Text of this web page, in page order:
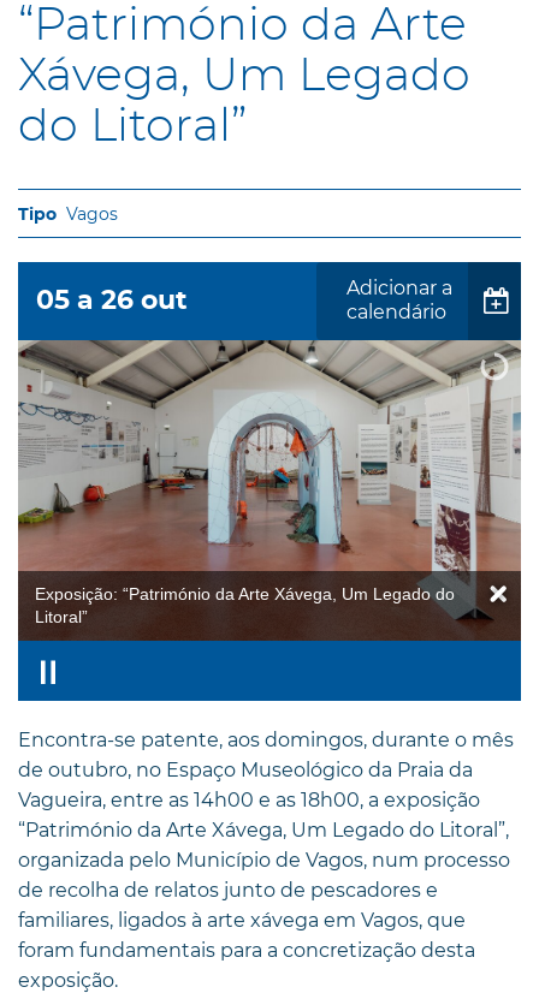
“Património da Arte
Xávega, Um Legado
do Litoral”
Vagos
05 a 26 out
Adicionar a
calendário
Exposição: “Património da Arte Xávega, Um Legado do
Litoral”
Encontra-se patente, aos domingos, durante o mês
de outubro, no Espaço Museológico da Praia da
Vagueira, entre as 14h00 e as 18h00, a exposição
“Património da Arte Xávega, Um Legado do Litoral”,
organizada pelo Município de Vagos, num processo
de recolha de relatos junto de pescadores e
familiares, ligados à arte xávega em Vagos, que
foram fundamentais para a concretização desta
exposição.